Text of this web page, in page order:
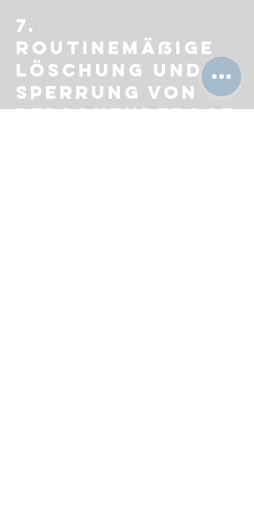
7.
Routinemäßige
Löschung und
Sperrung von
personenbezoge